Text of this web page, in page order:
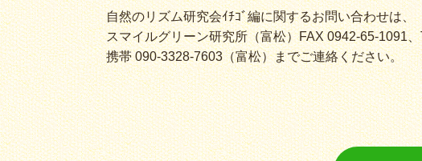
自然のリズム研究会ｲﾁｺﾞ編に関するお問い合わせは、
スマイルグリーン研究所（富松）FAX 0942-65-1091
携帯 090-3328-7603（富松）までご連絡ください。